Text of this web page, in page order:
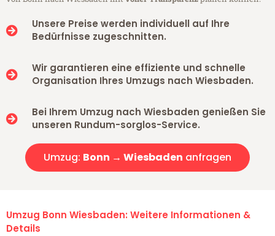
Unsere Preise werden individuell auf Ihre
Bedürfnisse zugeschnitten.
Wir garantieren eine effiziente und schnelle
Organisation Ihres Umzugs nach Wiesbaden.
Bei Ihrem Umzug nach Wiesbaden genießen Sie
unseren Rundum-sorglos-Service.
Umzug: Bonn → Wiesbaden anfragen
Umzug Bonn Wiesbaden: Weitere Informationen &
Details